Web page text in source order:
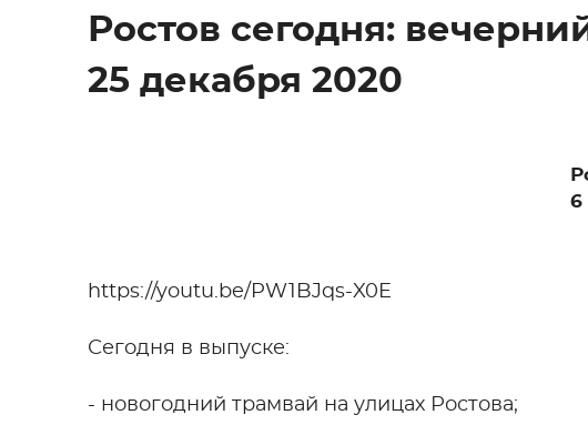
Ростов сегодня:
25 декабря 2020
6
https://youtu.be/PW1BJqs-X0E
Сегодня в выпуске:
- новогодний трамвай на улицах Ростова;